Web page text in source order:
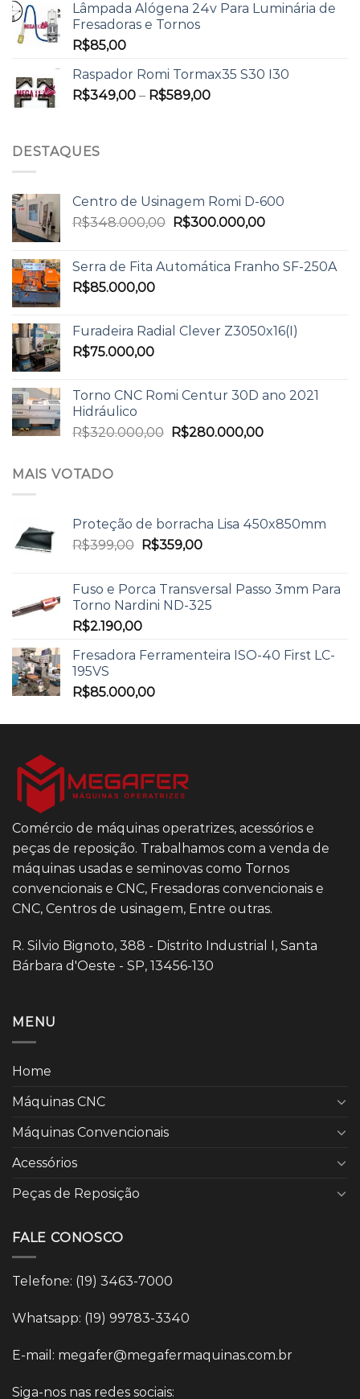
Lâmpada Alógena 24v Para Luminária de
Fresadoras e Tornos
R$85,00
Raspador Romi Tormax35 S30 I30
R$349,00 – R$589,00
DESTAQUES
Centro de Usinagem Romi D-600
R$348.000,00 R$300.000,00
Serra de Fita Automática Franho SF-250A
R$85.000,00
Furadeira Radial Clever Z3050x16(I)
R$75.000,00
Torno CNC Romi Centur 30D ano 2021
Hidráulico
R$320.000,00 R$280.000,00
MAIS VOTADO
Proteção de borracha Lisa 450x850mm
R$399,00 R$359,00
Fuso e Porca Transversal Passo 3mm Para
Torno Nardini ND-325
R$2.190,00
Fresadora Ferramenteira ISO-40 First LC-
195VS
R$85.000,00
Comércio de máquinas operatrizes, acessórios e
peças de reposição. Trabalhamos com a venda de
máquinas usadas e seminovas como Tornos
convencionais e CNC, Fresadoras convencionais e
CNC, Centros de usinagem, Entre outras.
R. Silvio Bignoto, 388 - Distrito Industrial I, Santa
Bárbara d'Oeste - SP, 13456-130
MENU
Home
Máquinas CNC
Máquinas Convencionais
Acessórios
Peças de Reposição
FALE CONOSCO
Telefone: (19) 3463-7000
Whatsapp: (19) 99783-3340
E-mail: megafer@megafermaquinas.com.br
Siga-nos nas redes sociais: